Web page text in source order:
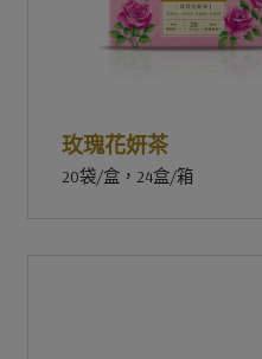
玫瑰花妍茶
20袋/盒，24盒/箱